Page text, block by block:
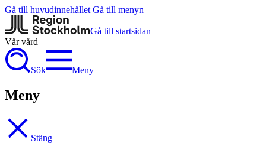
Gå till huvudinnehållet Gå till menyn
Gå till startsidan
Vår vård
Sök Meny
Meny
Stäng